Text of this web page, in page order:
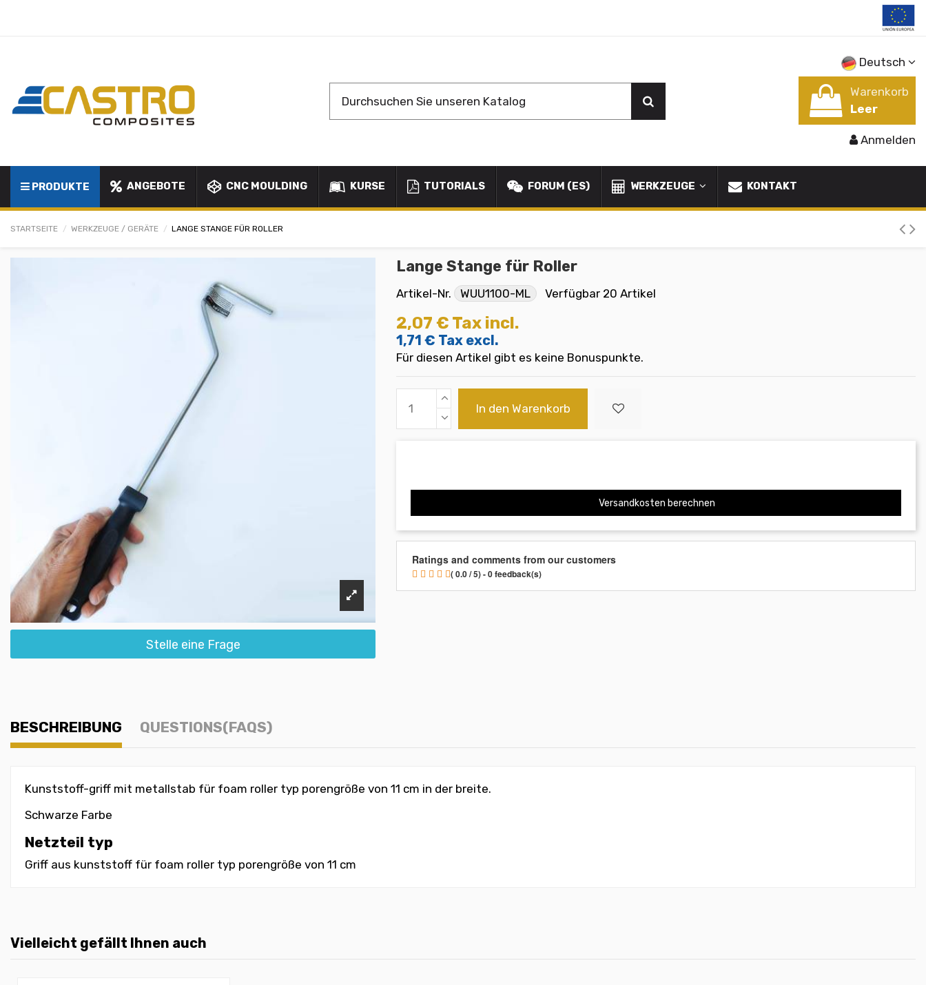
Deutsch
Warenkorb
Leer
Anmelden
PRODUKTE ANGEBOTE CNC MOULDING KURSE TUTORIALS FORUM (ES) WERKZEUGE KONTAKT
STARTSEITE WERKZEUGE / GERÄTE LANGE STANGE FÜR ROLLER
Stelle eine Frage
Lange Stange für Roller
Artikel-Nr. WUU1100-ML Verfügbar 20 Artikel
2,07 € Tax incl.
1,71 € Tax excl.
Für diesen Artikel gibt es keine Bonuspunkte.
In den Warenkorb
Versandkosten berechnen
Ratings and comments from our customers
( 0.0 / 5) - 0 feedback(s)
BESCHREIBUNG QUESTIONS(FAQS)
Kunststoff-griff mit metallstab für foam roller typ porengröße von 11 cm in der breite.
Schwarze Farbe
Netzteil typ
Griff aus kunststoff für foam roller typ porengröße von 11 cm
Vielleicht gefällt Ihnen auch